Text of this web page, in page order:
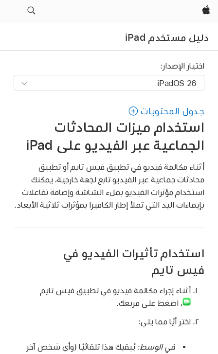
Apple‏
دليل مستخدم iPad
اختيار الإصدار:
جدول المحتويات
استخدام ميزات المحادثات
الجماعية عبر الفيديو على iPad
أثناء مكالمة فيديو في تطبيق فيس تايم أو تطبيق
محادثات جماعية عبر الفيديو تابع لجهة خارجية، يمكنك
استخدام مؤثرات الفيديو بملء الشاشة وإضافة تفاعلات
بإيماءات اليد التي تملأ إطار الكاميرا بمؤثرات ثلاثية الأبعاد.
استخدام تأثيرات الفيديو في
فيس تايم
أثناء إجراء مكالمة فيديو في تطبيق فيس تايم
،اضغط على مربعك.
اختر أيًا مما يلي:
في الوسط: يُبقيك هذا تلقائيًا (وأي شخص آخر